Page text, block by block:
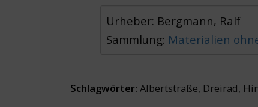
Urheber: Bergmann, Ralf
Sammlung: Materialien
Schlagwörter:Albertstraße, Dreirad,